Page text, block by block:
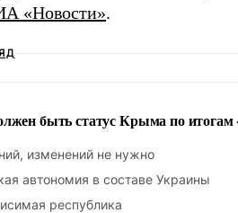
«Новости».
быть статус Крыма по итогам
изменений не нужно
автономия в составе Украины
республика